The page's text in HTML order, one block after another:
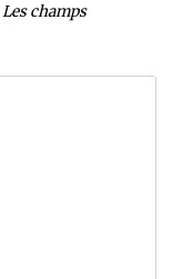
Les champs